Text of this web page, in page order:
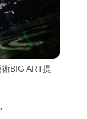
BIG ART提